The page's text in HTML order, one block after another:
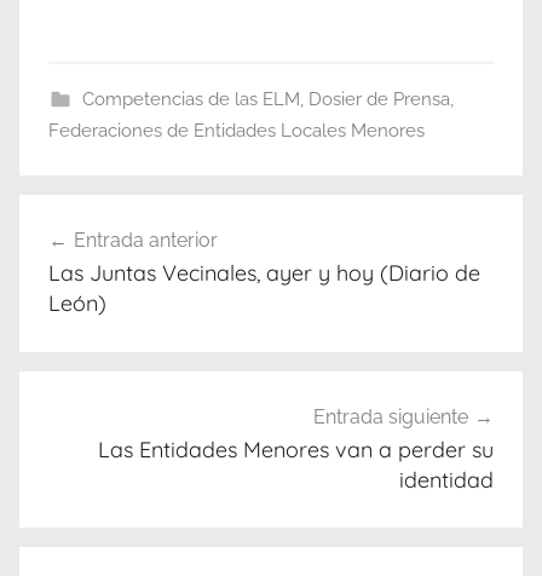
Competencias de las ELM, Dosier de Prensa,
Federaciones de Entidades Locales Menores
de
entradas
Entrada anterior
Las Juntas Vecinales, ayer y hoy (Diario de
León)
Entrada siguiente
Las Entidades Menores van a perder su
identidad